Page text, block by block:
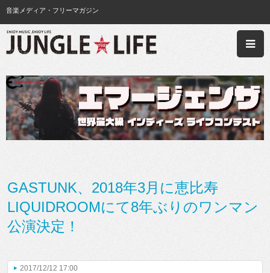
音楽メディア・フリーマガジン
GASTUNK、2018年3月に恵比寿
LIQUIDROOMにて8年ぶりのワンマン
公演決定！
2017/12/12 17:00